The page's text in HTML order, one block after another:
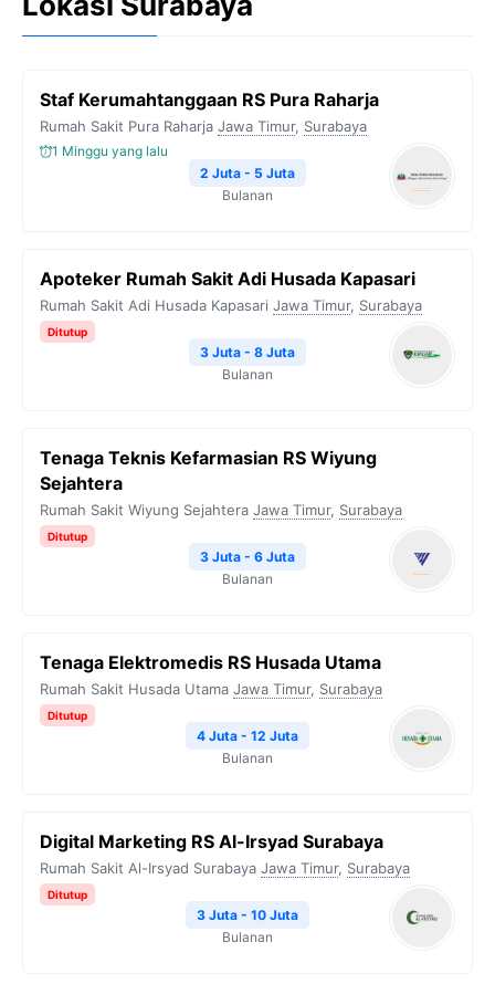
Staf Kerumahtanggaan RS Pura Raharja
Rumah Sakit Pura Raharja Jawa Timur, Surabaya
1 Minggu yang lalu
2 Juta - 5 Juta
Bulanan
Apoteker Rumah Sakit Adi Husada Kapasari
Rumah Sakit Adi Husada Kapasari Jawa Timur, Surabaya
Ditutup
3 Juta - 8 Juta
Bulanan
Tenaga Teknis Kefarmasian RS Wiyung
Sejahtera
Rumah Sakit Wiyung Sejahtera Jawa Timur, Surabaya
Ditutup
3 Juta - 6 Juta
Bulanan
Tenaga Elektromedis RS Husada Utama
Rumah Sakit Husada Utama Jawa Timur, Surabaya
Ditutup
4 Juta - 12 Juta
Bulanan
Digital Marketing RS Al-Irsyad Surabaya
Rumah Sakit Al-Irsyad Surabaya Jawa Timur, Surabaya
Ditutup
3 Juta - 10 Juta
Bulanan